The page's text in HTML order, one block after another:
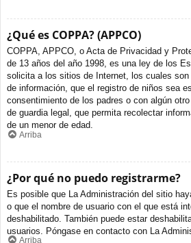
¿Qué es COPPA? (APPCO)
COPPA, APPCO, o Acta de Privacidad y
de 13 años del año 1998, es una ley de los
solicita a los sitios de Internet, los cuales
de información, que el registro de niños sea
consentimiento de los padres o con algún
de guardia legal, que permita recolectar
de un menor de edad.
Arriba
¿Por qué no puedo registrarme?
Es posible que La Administración del sitio
o que el nombre de usuario con el que está
deshabilitado. También puede estar
usuarios. Póngase en contacto con La
Arriba